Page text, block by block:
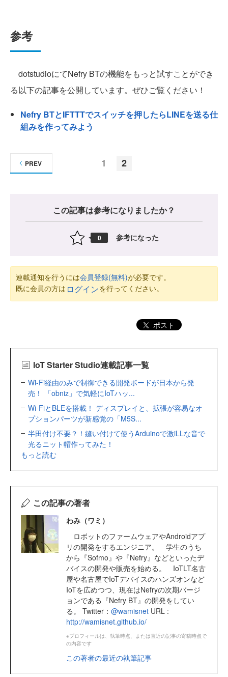
参考
dotstudioにてNefry BTの機能をもっと試すことができ
る以下の記事を公開しています。ぜひご覧ください！
Nefry BTとIFTTTでスイッチを押したらLINEを送る仕
組みを作ってみよう
1 2
PREV
この記事は参考になりましたか？
0 参考になった
連載通知を行うには会員登録(無料)が必要です。
既に会員の方は ログインを行ってください。
ポスト
IoT Starter Studio連載記事一覧
Wi-Fi経由のみで制御できる開発ボードが日本から発
売！ 「obniz」で気軽にIoTハッ...
Wi-FiとBLEを搭載！ ディスプレイと、拡張が容易なオ
プションパーツが新感覚の「M5S...
半田付け不要？！縫い付けて使うArduinoで激iLLな音で
光るニット帽作ってみた！
もっと読む
この記事の著者
わみ（ワミ）
ロボットのファームウェアやAndroidアプ
リの開発をするエンジニア。 学生のうち
から『Sofmo』や『Nefry』などといったデ
バイスの開発や販売を始める。 IoTLT名古
屋や名古屋でIoTデバイスのハンズオンなど
IoTを広めつつ、現在はNefryの次期バージ
ョンである『Nefry BT』の開発をしてい
る。 Twitter： @wamisnet URL :
http://wamisnet.github.io/
※プロフィールは、執筆時点、または直近の記事の寄稿時点で
の内容です
この著者の最近の執筆記事